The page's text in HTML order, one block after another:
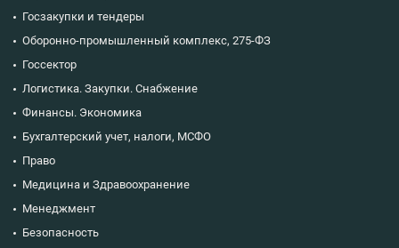
Госзакупки и тендеры
Оборонно-промышленный комплекс, 275-ФЗ
Госсектор
Логистика. Закупки. Снабжение
Финансы. Экономика
Бухгалтерский учет, налоги, МСФО
Право
Медицина и Здравоохранение
Менеджмент
Безопасность